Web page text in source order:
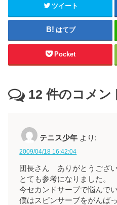
ツイート
はてブ
Pocket
12 件のコメン
テニス少年 より:
2009/04/18 16:42:04
団長さん ありがとうござ
とても参考になりました。
今セカンドサーブで悩んで
僕はスピンサーブをがんば